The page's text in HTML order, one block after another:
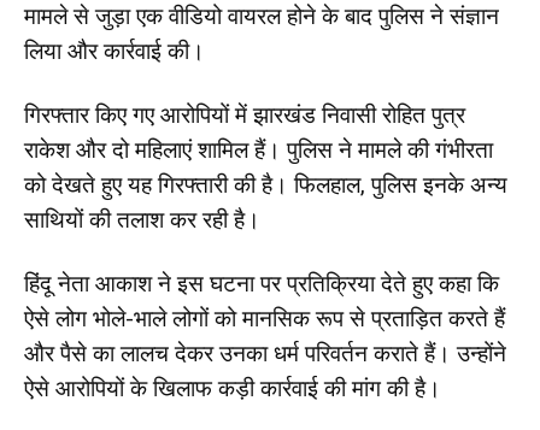
मामले से जुड़ा एक वीडियो वायरल होने के बाद पुलिस ने संज्ञान
लिया और कार्रवाई की।
गिरफ्तार किए गए आरोपियों में झारखंड निवासी रोहित पुत्र
राकेश और दो महिलाएं शामिल हैं। पुलिस ने मामले की गंभीरता
को देखते हुए यह गिरफ्तारी की है। फिलहाल, पुलिस इनके अन्य
साथियों की तलाश कर रही है।
हिंदू नेता आकाश ने इस घटना पर प्रतिक्रिया देते हुए कहा कि
ऐसे लोग भोले-भाले लोगों को मानसिक रूप से प्रताड़ित करते हैं
और पैसे का लालच देकर उनका धर्म परिवर्तन कराते हैं। उन्होंने
ऐसे आरोपियों के खिलाफ कड़ी कार्रवाई की मांग की है।